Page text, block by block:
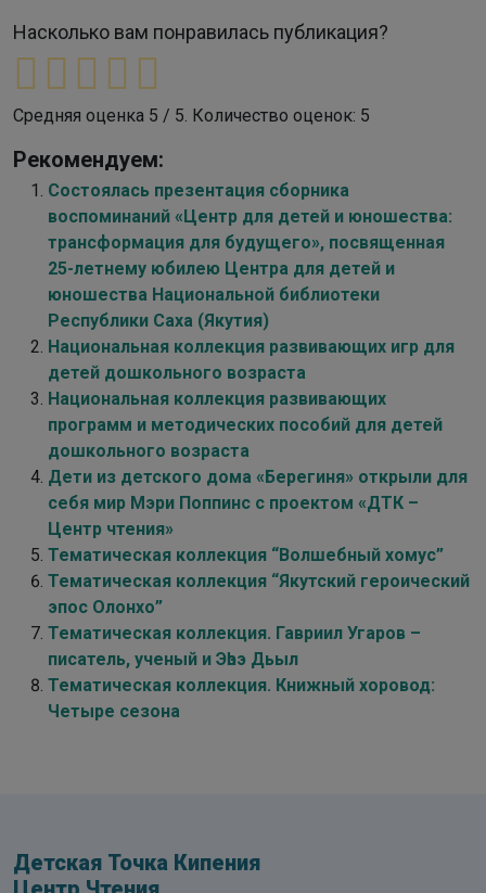
Насколько вам понравилась публикация?
Средняя оценка 5 / 5. Количество оценок: 5
Рекомендуем:
Состоялась презентация сборника
воспоминаний «Центр для детей и юношества:
трансформация для будущего», посвященная
25-летнему юбилею Центра для детей и
юношества Национальной библиотеки
Республики Саха (Якутия)
Национальная коллекция развивающих игр для
детей дошкольного возраста
Национальная коллекция развивающих
программ и методических пособий для детей
дошкольного возраста
Дети из детского дома «Берегиня» открыли для
себя мир Мэри Поппинс с проектом «ДТК –
Центр чтения»
Тематическая коллекция “Волшебный хомус”
Тематическая коллекция “Якутский героический
эпос Олонхо”
Тематическая коллекция. Гавриил Угаров –
писатель, ученый и Эһээ Дьыл
Тематическая коллекция. Книжный хоровод:
Четыре сезона
Детская Точка Кипения